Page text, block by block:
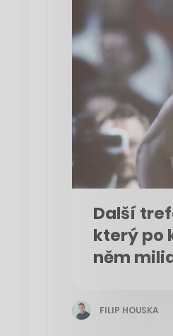
Další
který po
něm
FILIP HOUSKA